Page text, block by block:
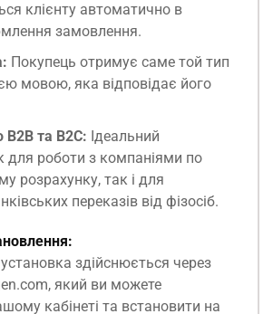
клієнту автоматично в
замовлення.
Покупець отримує саме той тип
мовою, яка відповідає його
B2B та B2C: Ідеальний
для роботи з компаніями по
розрахунку, так і для
переказів від фізосіб.
здійснюється через
який ви можете
кабінеті та встановити на